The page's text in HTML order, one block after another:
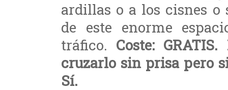
ardillas o a los cisnes
de este enorme
tráfico. Coste:
cruzarlo sin prisa pero
Sí.